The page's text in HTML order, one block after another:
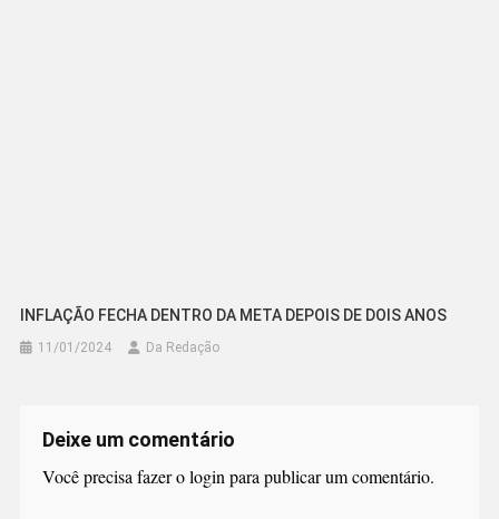
INFLAÇÃO FECHA DENTRO DA META DEPOIS DE DOIS ANOS
11/01/2024 Da Redação
Deixe um comentário
Você precisa fazer ologin para publicar um comentário.